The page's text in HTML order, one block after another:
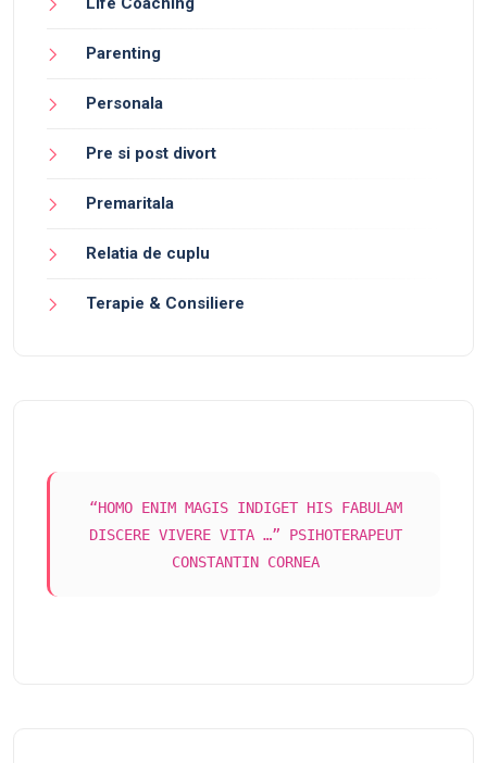
Parenting
Personala
Pre si post divort
Premaritala
Relatia de cuplu
Terapie & Consiliere
“HOMO ENIM MAGIS INDIGET HIS FABULAM
DISCERE VIVERE VITA …” PSIHOTERAPEUT
CONSTANTIN CORNEA